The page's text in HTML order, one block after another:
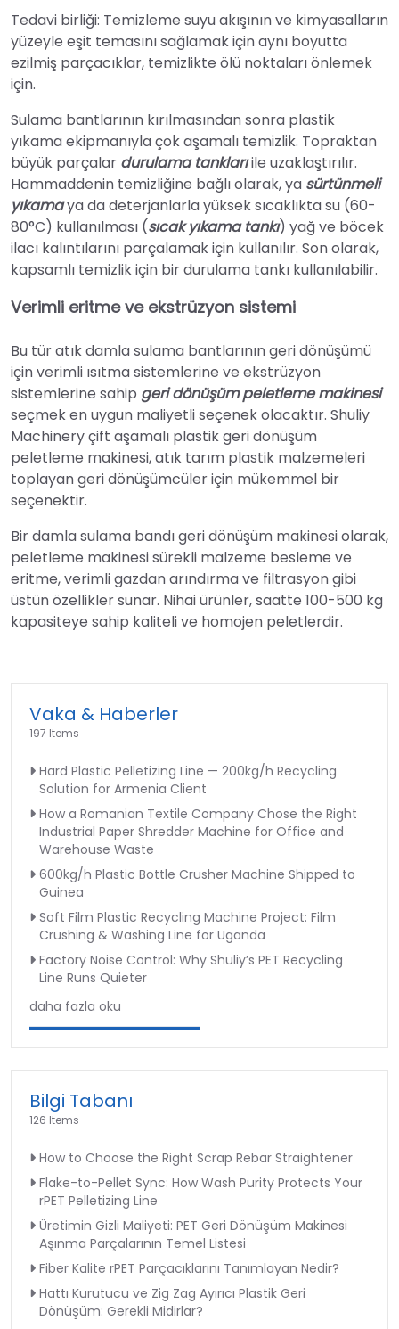
Tedavi birliği: Temizleme suyu akışının ve kimyasalların
yüzeyle eşit temasını sağlamak için aynı boyutta
ezilmiş parçacıklar, temizlikte ölü noktaları önlemek
için.
Sulama bantlarının kırılmasından sonra plastik
yıkama ekipmanıyla çok aşamalı temizlik. Topraktan
büyük parçalar durulama tanklarıile uzaklaştırılır.
Hammaddenin temizliğine bağlı olarak, ya sürtünmeli
yıkamaya da deterjanlarla yüksek sıcaklıkta su (60-
80°C) kullanılması (sıcak yıkama tankı) yağ ve böcek
ilacı kalıntılarını parçalamak için kullanılır. Son olarak,
kapsamlı temizlik için bir durulama tankı kullanılabilir.
Verimli eritme ve ekstrüzyon sistemi
Bu tür atık damla sulama bantlarının geri dönüşümü
için verimli ısıtma sistemlerine ve ekstrüzyon
sistemlerine sahip geri dönüşüm peletleme makinesi
seçmek en uygun maliyetli seçenek olacaktır. Shuliy
Machinery çift aşamalı plastik geri dönüşüm
peletleme makinesi, atık tarım plastik malzemeleri
toplayan geri dönüşümcüler için mükemmel bir
seçenektir.
Bir damla sulama bandı geri dönüşüm makinesi olarak,
peletleme makinesi sürekli malzeme besleme ve
eritme, verimli gazdan arındırma ve filtrasyon gibi
üstün özellikler sunar. Nihai ürünler, saatte 100-500 kg
kapasiteye sahip kaliteli ve homojen peletlerdir.
Vaka & Haberler
197 Items
Hard Plastic Pelletizing Line — 200kg/h Recycling
Solution for Armenia Client
How a Romanian Textile Company Chose the Right
Industrial Paper Shredder Machine for Office and
Warehouse Waste
600kg/h Plastic Bottle Crusher Machine Shipped to
Guinea
Soft Film Plastic Recycling Machine Project: Film
Crushing & Washing Line for Uganda
Factory Noise Control: Why Shuliy’s PET Recycling
Line Runs Quieter
daha fazla oku
Bilgi Tabanı
126 Items
How to Choose the Right Scrap Rebar Straightener
Flake-to-Pellet Sync: How Wash Purity Protects Your
rPET Pelletizing Line
Üretimin Gizli Maliyeti: PET Geri Dönüşüm Makinesi
Aşınma Parçalarının Temel Listesi
Fiber Kalite rPET Parçacıklarını Tanımlayan Nedir?
Hattı Kurutucu ve Zig Zag Ayırıcı Plastik Geri
Dönüşüm: Gerekli Midirlar?